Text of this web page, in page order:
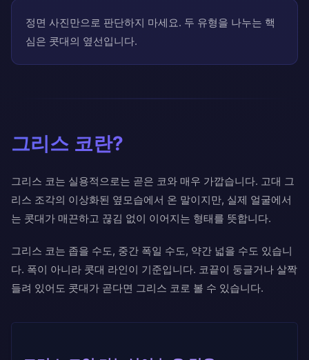
정면 사진만으로 판단하지 마세요. 두 유형을 나누는 핵
심은 콧대의 옆선입니다.
그리스 코란?
그리스 코는 실용적으로는 곧은 코와 매우 가깝습니다. 고대 그
리스 조각의 이상화된 옆모습에서 온 말이지만, 실제 얼굴에서
는 콧대가 매끈하고 끊김 없이 이어지는 형태를 뜻합니다.
그리스 코는 좁을 수도, 중간 폭일 수도, 약간 넓을 수도 있습니
다. 폭이 아니라 콧대 라인이 기준입니다. 코끝이 둥글거나 살짝
들려 있어도 콧대가 곧다면 그리스 코로 볼 수 있습니다.